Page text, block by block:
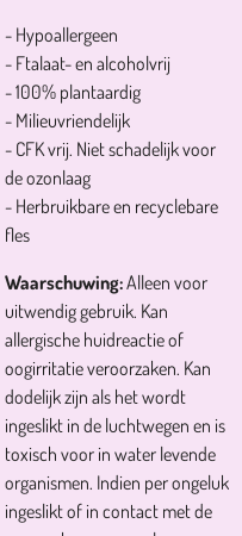
- Hypoallergeen
- Ftalaat- en alcoholvrij
- 100% plantaardig
- Milieuvriendelijk
- CFK vrij. Niet schadelijk voor
de ozonlaag
- Herbruikbare en recyclebare
fles
Waarschuwing:Alleen voor
uitwendig gebruik. Kan
allergische huidreactie of
oogirritatie veroorzaken. Kan
dodelijk zijn als het wordt
ingeslikt in de luchtwegen en is
toxisch voor in water levende
organismen. Indien per ongeluk
ingeslikt of in contact met de